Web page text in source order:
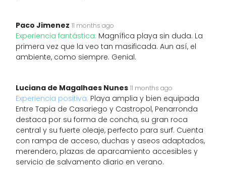
Paco Jimenez 11 months ago
Experiencia fantástica: Magnífica playa sin duda. La
primera vez que la veo tan masificada. Aun así, el
ambiente, como siempre. Genial.
Luciana de Magalhaes Nunes 11 months ago
Experiencia positiva: Playa amplia y bien equipada
Entre Tapia de Casariego y Castropol, Penarronda
destaca por su forma de concha, su gran roca
central y su fuerte oleaje, perfecto para surf. Cuenta
con rampa de acceso, duchas y aseos adaptados,
merendero, plazas de aparcamiento accesibles y
servicio de salvamento diario en verano.